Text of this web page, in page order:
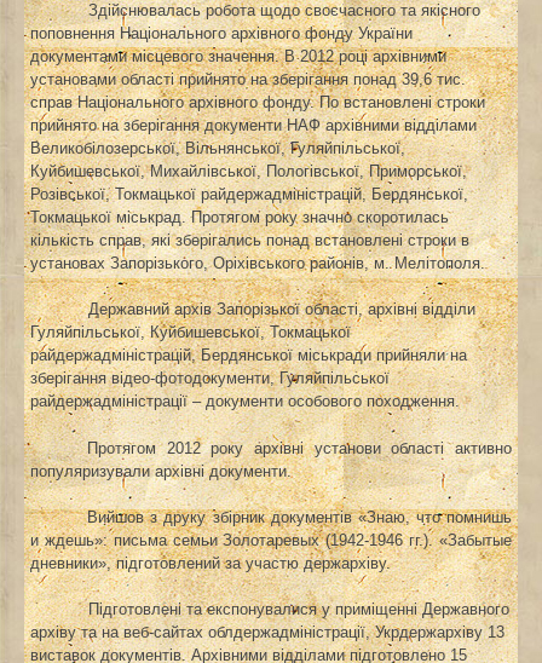
Здійснювалась робота щодо своєчасного та якісного
поповнення Національного архівного фонду України
документами місцевого значення. В 2012 році архівними
установами області прийнято на зберігання понад 39,6 тис.
справ Національного архівного фонду. По встановлені строки
прийнято на зберігання документи НАФ архівними відділами
Великобілозерської, Вільнянської, Гуляйпільської,
Куйбишевської, Михайлівської, Пологівської, Приморської,
Розівської, Токмацької райдержадміністрацій, Бердянської,
Токмацької міськрад. Протягом року значно скоротилась
кількість справ, які зберігались понад встановлені строки в
установах Запорізького, Оріхівського районів, м. Мелітополя.
Державний архів Запорізької області, архівні відділи
Гуляйпільської, Куйбишевської, Токмацької
райдержадміністрацій, Бердянської міськради прийняли на
зберігання відео-фотодокументи, Гуляйпільської
райдержадміністрації – документи особового походження.
Протягом 2012 року архівні установи області активно
популяризували архівні документи.
Вийшов з друку збірник документів «Знаю, что помнишь
и ждешь»: письма семьи Золотаревых (1942-1946 гг.). «Забытые
дневники», підготовлений за участю держархіву.
Підготовлені та експонувалися у приміщенні Державного
архіву та на веб-сайтах облдержадміністрації, Укрдержархіву 13
виставок документів. Архівними відділами підготовлено 15